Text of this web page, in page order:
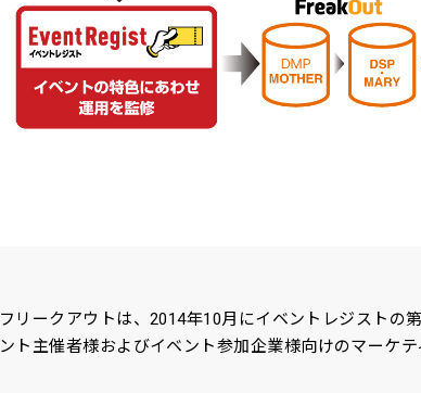
フリークアウトは、2014年10月にイベントレジストの
ント主催者様およびイベント参加企業様向けのマーケ